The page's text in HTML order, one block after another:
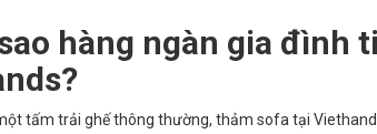
hàng ngàn gia đình
tấm trải ghế thông thường, thảm sofa tại